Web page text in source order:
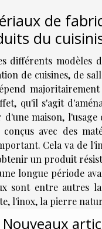
de
du
différents modèles
de cuisines, de
qu'il s'agit
maison, l'usage
conçus avec des
Cela va de
un produit
longue période
sont entre autres
l'inox, la pierre
Nouveaux